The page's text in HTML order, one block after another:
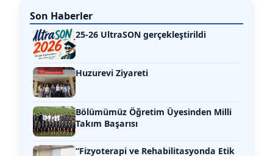
Son Haberler
25-26 UltraSON gerçekleştirildi
Huzurevi Ziyareti
Bölümümüz Öğretim Üyesinden Milli
Takım Başarısı
“Fizyoterapi ve Rehabilitasyonda Etik